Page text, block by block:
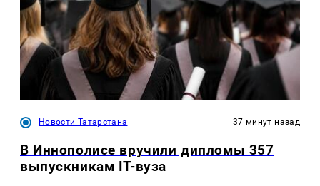
Новости Татарстана 37 минут назад
В Иннополисе вручили дипломы 357
выпускникам IT-вуза